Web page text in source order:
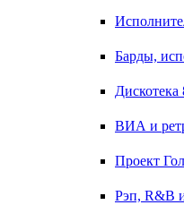
Барды,
Дискотека
ВИА и
Проект
Рэп, R&B